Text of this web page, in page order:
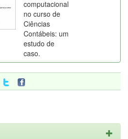
computacional
no curso de
Ciências
Contábeis: um
estudo de
caso.